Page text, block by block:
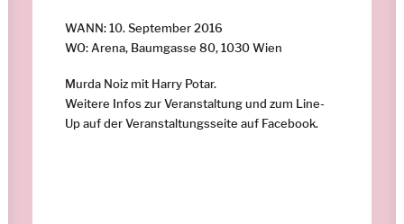
WANN: 10. September 2016
WO: Arena, Baumgasse 80, 1030 Wien
Murda Noiz mit Harry Potar.
Weitere Infos zur Veranstaltung und zum Line-
Up auf der Veranstaltungsseite auf Facebook.